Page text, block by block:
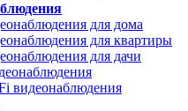
для дома
для квартиры
для дачи
видеонаблюдения